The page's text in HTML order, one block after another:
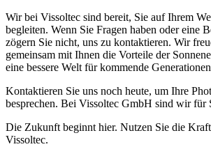
Wir bei Vissoltec sind bereit, Sie auf Ihrem
begleiten. Wenn Sie Fragen haben oder eine
zögern Sie nicht, uns zu kontaktieren. Wir
gemeinsam mit Ihnen die Vorteile der
eine bessere Welt für kommende
Kontaktieren Sie uns noch heute, um Ihre
besprechen. Bei Vissoltec GmbH sind wir für
Die Zukunft beginnt hier. Nutzen Sie die
Vissoltec.